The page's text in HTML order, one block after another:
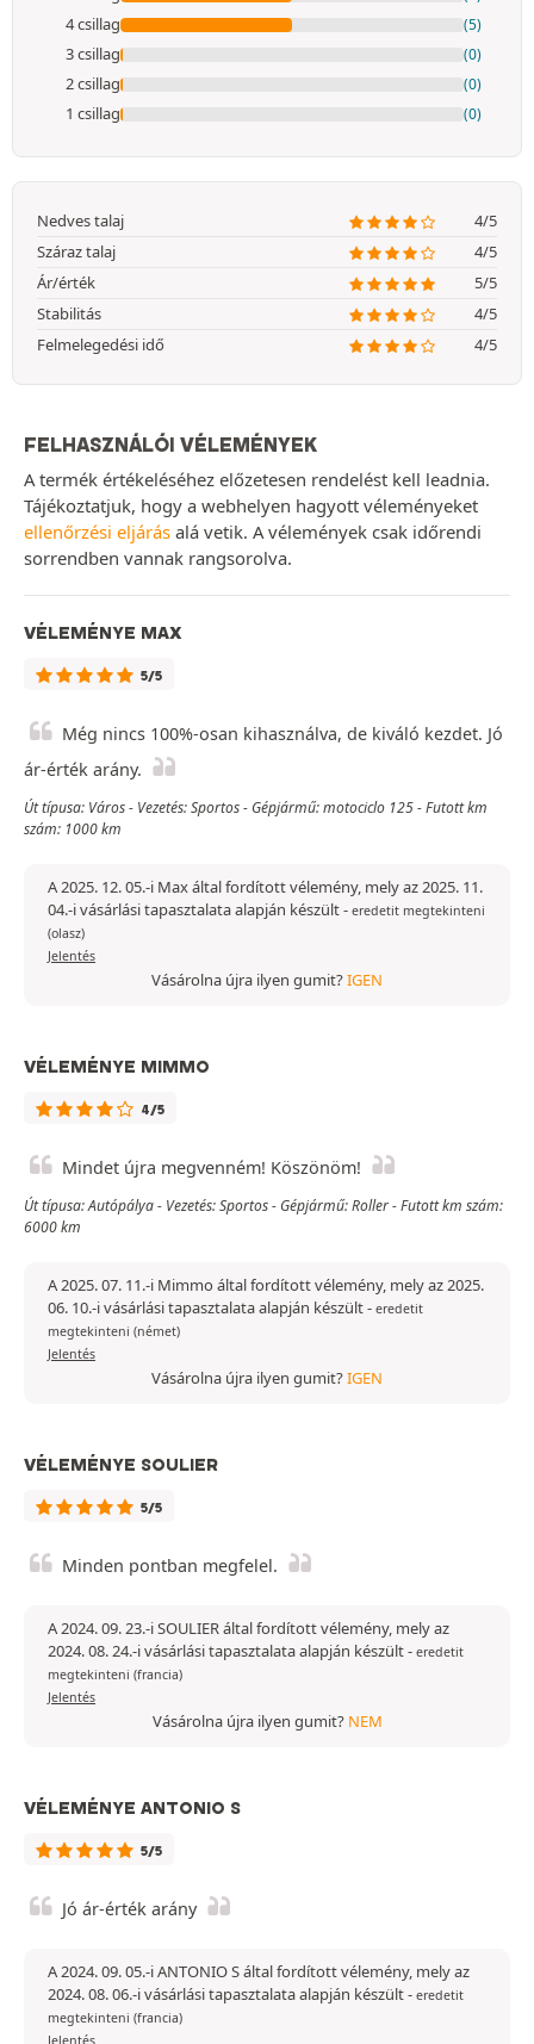
4 csillag (5)
3 csillag (0)
2 csillag (0)
1 csillag (0)
Nedves talaj
4/5
Száraz talaj
4/5
Ár/érték
5/5
Stabilitás
4/5
Felmelegedési idő
4/5
FELHASZNÁLÓI VÉLEMÉNYEK
A termék értékeléséhez előzetesen rendelést kell leadnia.
Tájékoztatjuk, hogy a webhelyen hagyott véleményeket
ellenőrzési eljárás alá vetik. A vélemények csak időrendi
sorrendben vannak rangsorolva.
VÉLEMÉNYE MAX
5/5
Még nincs 100%-osan kihasználva, de kiváló kezdet. Jó
ár-érték arány.
Út típusa: Város - Vezetés: Sportos - Gépjármű: motociclo 125 - Futott km
szám: 1000 km
A 2025. 12. 05.-i Max által fordított vélemény, mely az 2025. 11.
04.-i vásárlási tapasztalata alapján készült- eredetit megtekinteni
(olasz)
Jelentés
Vásárolna újra ilyen gumit?IGEN
VÉLEMÉNYE MIMMO
4/5
Mindet újra megvenném! Köszönöm!
Út típusa: Autópálya - Vezetés: Sportos - Gépjármű: Roller - Futott km szám:
6000 km
A 2025. 07. 11.-i Mimmo által fordított vélemény, mely az 2025.
06. 10.-i vásárlási tapasztalata alapján készült- eredetit
megtekinteni (német)
Jelentés
Vásárolna újra ilyen gumit?IGEN
VÉLEMÉNYE SOULIER
5/5
Minden pontban megfelel.
A 2024. 09. 23.-i SOULIER által fordított vélemény, mely az
2024. 08. 24.-i vásárlási tapasztalata alapján készült- eredetit
megtekinteni (francia)
Jelentés
Vásárolna újra ilyen gumit? NEM
VÉLEMÉNYE ANTONIO S
5/5
Jó ár-érték arány
A 2024. 09. 05.-i ANTONIO S által fordított vélemény, mely az
2024. 08. 06.-i vásárlási tapasztalata alapján készült- eredetit
megtekinteni (francia)